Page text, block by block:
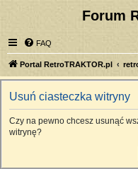
Forum
FAQ
Portal RetroTRAKTOR.pl
Usuń ciasteczka witryny
Czy na pewno chcesz usunąć
witrynę?